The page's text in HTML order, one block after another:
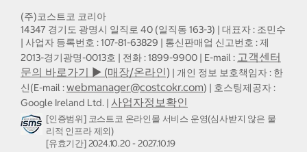
(주)코스트코 코리아
14347 경기도 광명시 일직로 40 (일직동 163-3) | 대표자 : 조민수
| 사업자 등록번호 : 107-81-63829 | 통신판매업 신고번호 : 제
2013-경기광명-0013호 | 전화 : 1899-9900 | E-mail : 고객센터
문의 바로가기 ▶ (매장/온라인) | 개인 정보 보호책임자 : 한
신(E-mail :webmanager@costcokr.com) | 호스팅제공자 :
Google Ireland Ltd. | 사업자정보확인
[인증범위] 코스트코 온라인몰 서비스 운영(심사받지 않은 물
리적 인프라 제외)
[유효기간] 2024.10.20 - 2027.10.19